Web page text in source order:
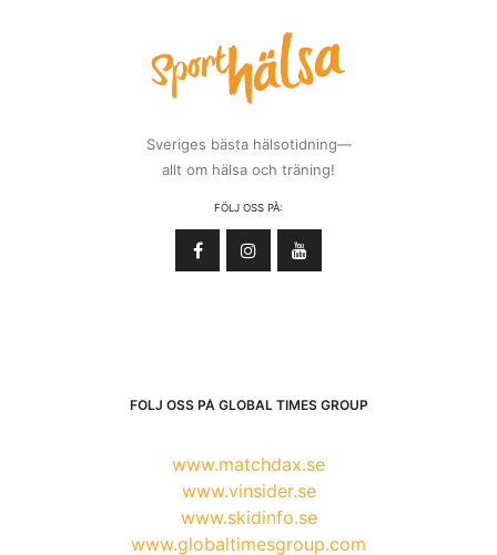
Sveriges bästa hälsotidning—
allt om hälsa och träning!
FÖLJ OSS PÅ:
FÖLJ OSS PÅ GLOBAL TIMES GROUP
www.matchdax.se
www.vinsider.se
www.skidinfo.se
www.globaltimesgroup.com